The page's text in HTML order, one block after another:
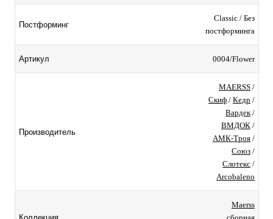
Постформинг
Classic / Без
постформинга
Артикул 0004/Flower
Производитель
MAERSS /
Скиф / Кедр /
Вардек/
ВМДОК /
АМК-Троя /
Союз /
Слотекс /
Arcobaleno
Maerss